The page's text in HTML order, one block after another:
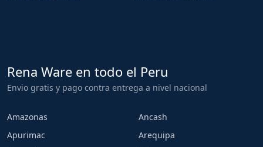
Rena Ware en todo el Peru
Envio gratis y pago contra entrega a nivel nacional
Amazonas
Ancash
Apurimac
Arequipa